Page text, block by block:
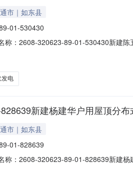
市｜如东县
01-530430
称：2608-320623-89-01-530430新建
发电
新建杨建华户用屋顶分
市｜如东县
01-828639
称：2608-320623-89-01-828639新建